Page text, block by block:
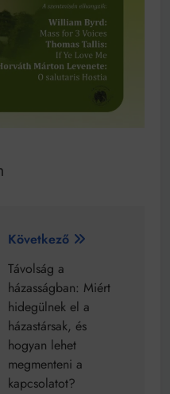
Következő
Távolság a
házasságban: Miért
hidegülnek el a
házastársak, és
hogyan lehet
megmenteni a
kapcsolatot?